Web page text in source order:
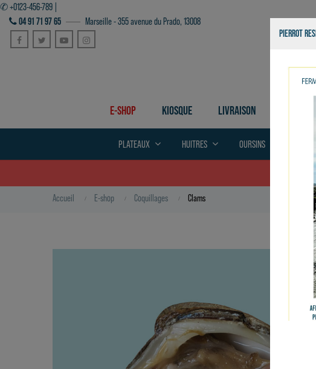
✆ +0123-456-789 |
04 91 71 97 65
Marseille - 355 avenue du Prado, 13008
Facebook Twitter YouTube
E-SHOP KIOSQUE LIVRAISON
PLATEAUX HUITRES OURSINS
Accueil E-shop Coquillages Clams
PIERROT